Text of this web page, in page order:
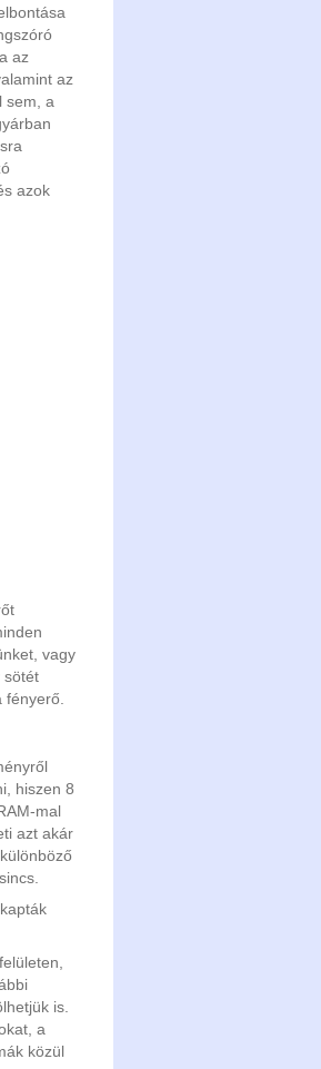
az
az
sem, a
azok
vagy
sötét
hiszen 8
mal
azt akár
is.
a
közül